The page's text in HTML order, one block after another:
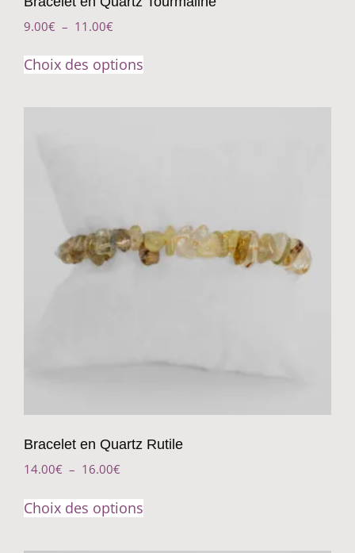
9.00€ – 11.00€
Choix des options
Bracelet en Quartz Rutile
14.00€ – 16.00€
Choix des options